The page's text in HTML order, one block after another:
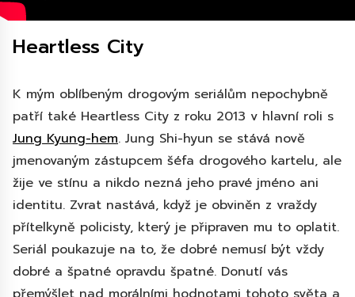
Heartless City
K mým oblíbeným drogovým seriálům nepochybně
patří také Heartless City z roku 2013 v hlavní roli s
Jung Kyung-hem. Jung Shi-hyun se stává nově
jmenovaným zástupcem šéfa drogového kartelu, ale
žije ve stínu a nikdo nezná jeho pravé jméno ani
identitu. Zvrat nastává, když je obviněn z vraždy
přítelkyně policisty, který je připraven mu to oplatit.
Seriál poukazuje na to, že dobré nemusí být vždy
dobré a špatné opravdu špatné. Donutí vás